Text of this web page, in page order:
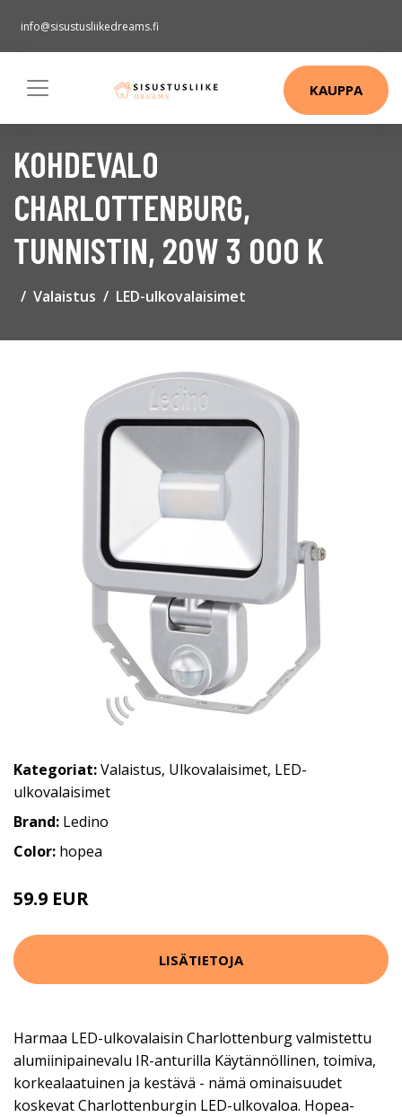
info@sisustusliikedreams.fi
KAUPPA
KOHDEVALO
CHARLOTTENBURG,
TUNNISTIN, 20W 3 000 K
Valaistus LED-ulkovalaisimet
Kategoriat:Valaistus, Ulkovalaisimet, LED-
ulkovalaisimet
Brand: Ledino
Color: hopea
59.9 EUR
LISÄTIETOJA
Harmaa LED-ulkovalaisin Charlottenburg valmistettu
alumiinipainevalu IR-anturilla Käytännöllinen, toimiva,
korkealaatuinen ja kestävä - nämä ominaisuudet
koskevat Charlottenburgin LED-ulkovaloa. Hopea-